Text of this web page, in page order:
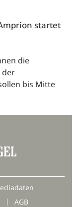
startet
die
der
bis Mitte
AGB